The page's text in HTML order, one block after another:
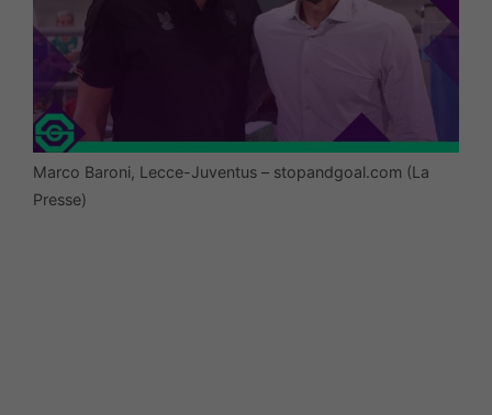
Marco Baroni, Lecce-Juventus – stopandgoal.com (La
Presse)